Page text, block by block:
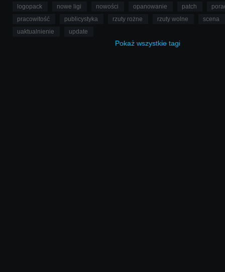
logopack
nowe ligi nowości opanowanie patch
pracowitość
publicystyka rzuty rożne rzuty wolne
scena
uaktualnienie
update
Pokaż wszystkie tagi